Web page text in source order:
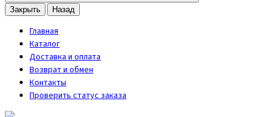
Закрыть Назад
Главная
Каталог
Доставка и оплата
Возврат и обмен
Контакты
Проверить статус заказа